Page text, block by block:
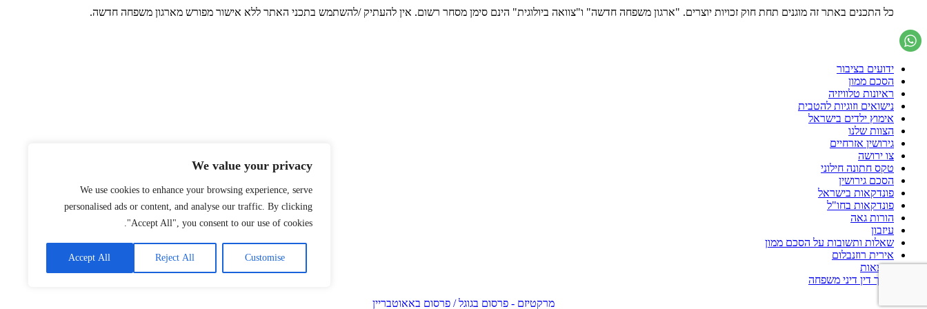
We value your privacy
We use cookies to enhance your browsing experience, serve
personalised ads or content, and analyse our traffic. By clicking
"Accept All", you consent to our use of cookies.
Customise
Reject All
Accept All
כל התכנים באתר זה מוגנים תחת חוק זכויות יוצרים. "ארגון משפחה חדשה" ו"צוואה ביולוגית" הינם סימן מסחר רשום. אין להעתיק /להשתמש בתכני האתר ללא אישור מפורש מארגון משפחה חדשה.
ידועים בציבור
הסכם ממון
ראיונות טלוויזיה
נישואים וזוגיות להטבית
אימוץ ילדים בישראל
הצוות שלנו
גירושין אזרחיים
צו ירושה
טקס חתונה חילוני
הסכם גירושין
פונדקאות בישראל
פונדקאות בחו"ל
הורות גאה
עיזבון
שאלות ותשובות על הסכם ממון
אירית רוזנבלום
הרצאות
עורך דין דיני משפחה
מרקטיזם - פרסום בגוגל / פרסום באאוטבריין